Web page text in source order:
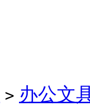
> 办公文